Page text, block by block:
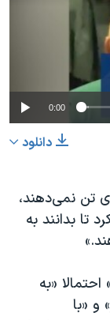
No
0:00
دانلود
تن نمی‌دهند،
تا بدانند به
«به
و «با